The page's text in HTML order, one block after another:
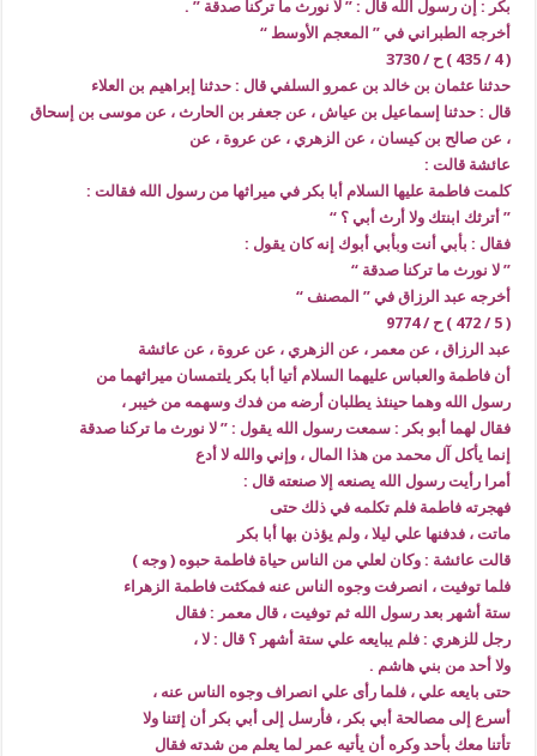
بكر : إن رسول الله قال : ” لا نورث ما تركنا صدقة ” .
أخرجه الطبراني في ” المعجم الأوسط “
( 4 / 435 ) ح / 3730
حدثنا عثمان بن خالد بن عمرو السلفي قال : حدثنا إبراهيم بن العلاء
قال : حدثنا إسماعيل بن عياش ، عن جعفر بن الحارث ، عن موسى بن إسحاق
، عن صالح بن كيسان ، عن الزهري ، عن عروة ، عن
عائشة قالت :
كلمت فاطمة عليها السلام أبا بكر في ميراثها من رسول الله فقالت :
” أترثك ابنتك ولا أرث أبي ؟ “
فقال : بأبي أنت وبأبي أبوك إنه كان يقول :
” لا نورث ما تركنا صدقة “
أخرجه عبد الرزاق في ” المصنف “
( 5 / 472 ) ح / 9774
عبد الرزاق ، عن معمر ، عن الزهري ، عن عروة ، عن عائشة
أن فاطمة والعباس عليهما السلام أتيا أبا بكر يلتمسان ميراثهما من
رسول الله وهما حينئذ يطلبان أرضه من فدك وسهمه من خيبر ،
فقال لهما أبو بكر : سمعت رسول الله يقول : ” لا نورث ما تركنا صدقة
إنما يأكل آل محمد من هذا المال ، وإني والله لا أدع
أمرا رأيت رسول الله يصنعه إلا صنعته قال :
فهجرته فاطمة فلم تكلمه في ذلك حتى
ماتت ، فدفنها علي ليلا ، ولم يؤذن بها أبا بكر
قالت عائشة : وكان لعلي من الناس حياة فاطمة حبوه ( وجه )
فلما توفيت ، انصرفت وجوه الناس عنه فمكثت فاطمة الزهراء
ستة أشهر بعد رسول الله ثم توفيت ، قال معمر : فقال
رجل للزهري : فلم يبايعه علي ستة أشهر ؟ قال : لا ،
ولا أحد من بني هاشم .
حتى بايعه علي ، فلما رأى علي انصراف وجوه الناس عنه ،
أسرع إلى مصالحة أبي بكر ، فأرسل إلى أبي بكر أن إئتنا ولا
تأتنا معك بأحد وكره أن يأتيه عمر لما يعلم من شدته فقال